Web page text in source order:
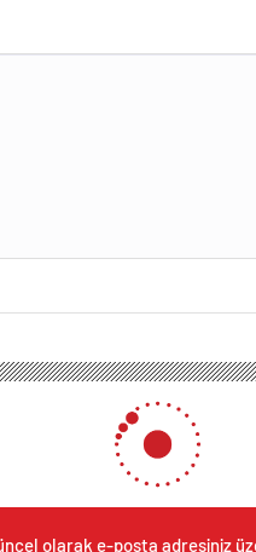
olarak e-posta adresiniz